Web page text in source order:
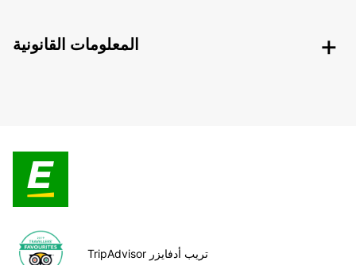
المعلومات القانونية
TripAdvisor تريب أدفايزر